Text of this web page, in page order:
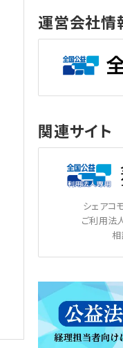
運営会社情
関連サイト
シェアコ
ご利用法
相